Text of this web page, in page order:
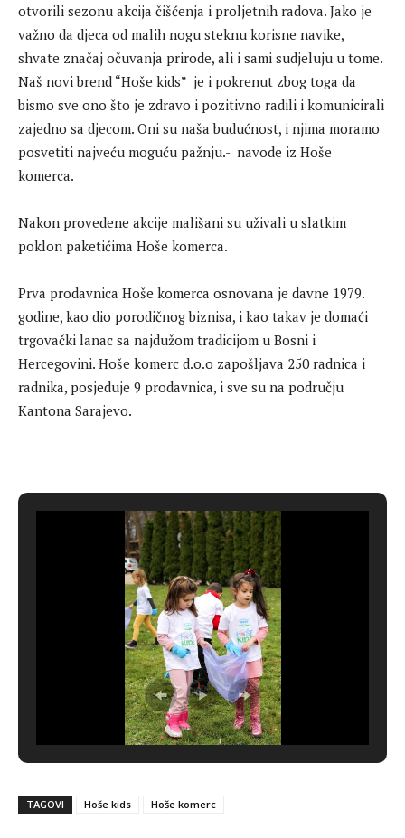
otvorili sezonu akcija čišćenja i proljetnih radova. Jako je
važno da djeca od malih nogu steknu korisne navike,
shvate značaj očuvanja prirode, ali i sami sudjeluju u tome.
Naš novi brend “Hoše kids” je i pokrenut zbog toga da
bismo sve ono što je zdravo i pozitivno radili i komunicirali
zajedno sa djecom. Oni su naša budućnost, i njima moramo
posvetiti najveću moguću pažnju.- navode iz Hoše
komerca.
Nakon provedene akcije mališani su uživali u slatkim
poklon paketićima Hoše komerca.
Prva prodavnica Hoše komerca osnovana je davne 1979.
godine, kao dio porodičnog biznisa, i kao takav je domaći
trgovački lanac sa najdužom tradicijom u Bosni i
Hercegovini. Hoše komerc d.o.o zapošljava 250 radnica i
radnika, posjeduje 9 prodavnica, i sve su na području
Kantona Sarajevo.
TAGOVI Hoše kids Hoše komerc